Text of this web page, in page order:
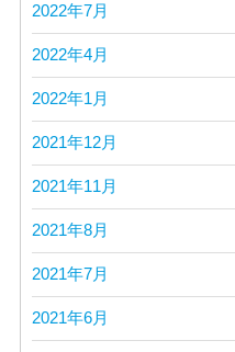
2022年7月
2022年4月
2022年1月
2021年12月
2021年11月
2021年8月
2021年7月
2021年6月